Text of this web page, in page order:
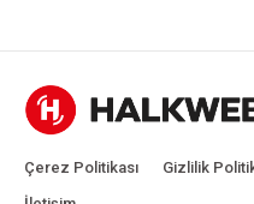
Çerez Politikası Gizlilik